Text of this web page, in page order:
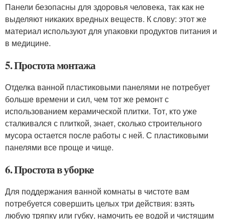
Панели безопасны для здоровья человека, так как не
выделяют никаких вредных веществ. К слову: этот же
материал используют для упаковки продуктов питания и
в медицине.
5. Простота монтажа
Отделка ванной пластиковыми панелями не потребует
больше времени и сил, чем тот же ремонт с
использованием керамической плитки. Тот, кто уже
сталкивался с плиткой, знает, сколько строительного
мусора остается после работы с ней. С пластиковыми
панелями все проще и чище.
6. Простота в уборке
Для поддержания ванной комнаты в чистоте вам
потребуется совершить целых три действия: взять
любую тряпку или губку, намочить ее водой и чистящим